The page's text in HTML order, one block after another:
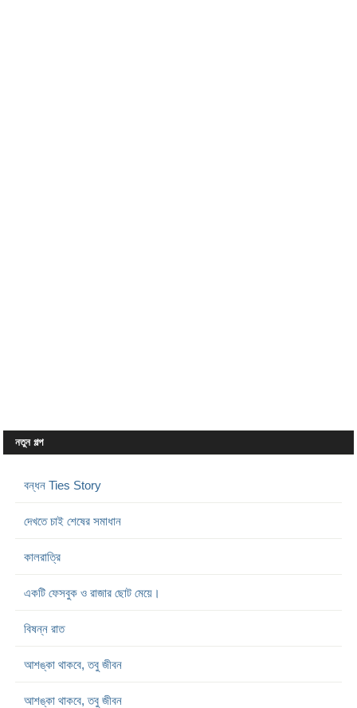
নতুন গল্প
বন্ধন Ties Story
দেখতে চাই শেষের সমাধান
কালরাত্রি
একটি ফেসবুক ও রাজার ছোট মেয়ে।
বিষন্ন রাত
আশঙ্কা থাকবে, তবু জীবন
আশঙ্কা থাকবে, তবু জীবন